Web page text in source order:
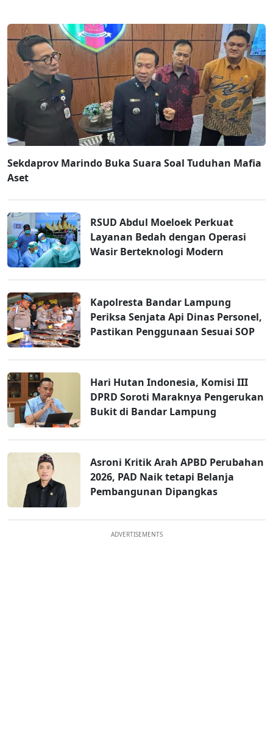
Sekdaprov Marindo Buka Suara Soal Tuduhan Mafia
Aset
RSUD Abdul Moeloek Perkuat
Layanan Bedah dengan Operasi
Wasir Berteknologi Modern
Kapolresta Bandar Lampung
Periksa Senjata Api Dinas Personel,
Pastikan Penggunaan Sesuai SOP
Hari Hutan Indonesia, Komisi III
DPRD Soroti Maraknya Pengerukan
Bukit di Bandar Lampung
Asroni Kritik Arah APBD Perubahan
2026, PAD Naik tetapi Belanja
Pembangunan Dipangkas
ADVERTISEMENTS